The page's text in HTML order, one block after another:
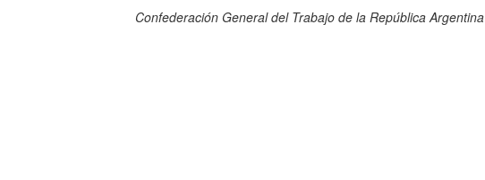
Confederación General del Trabajo de la República Argentina